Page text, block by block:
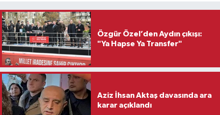
Özgür Özel’den Aydın çıkışı:
"Ya Hapse Ya Transfer"
Aziz İhsan Aktaş davasında ara
karar açıklandı